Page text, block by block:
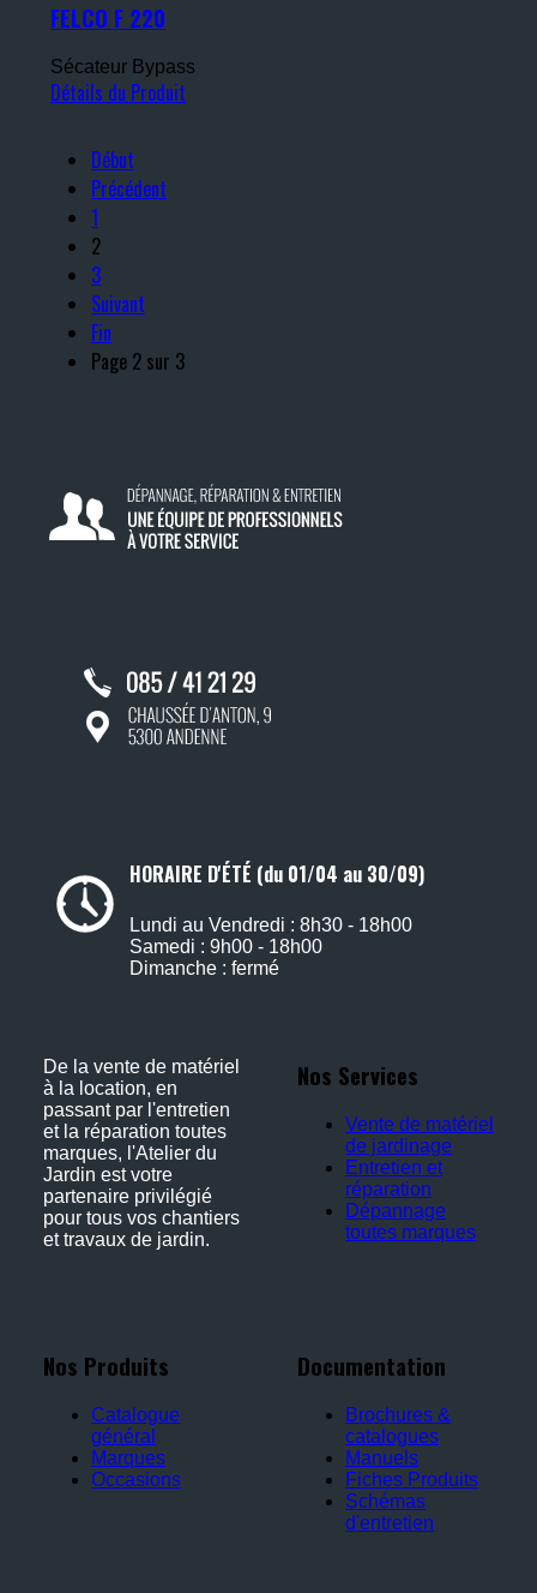
FELCO F 220
Sécateur Bypass
Détails du Produit
Début
Précédent
1
2
3
Suivant
Fin
Page 2 sur 3
HORAIRE D'ÉTÉ (du 01/04 au 30/09)
Lundi au Vendredi : 8h30 - 18h00
Samedi : 9h00 - 18h00
Dimanche : fermé
De la vente de matériel
à la location, en
passant par l'entretien
et la réparation toutes
marques, l'Atelier du
Jardin est votre
partenaire privilégié
pour tous vos chantiers
et travaux de jardin.
Nos Services
Vente de matériel
de jardinage
Entretien et
réparation
Dépannage
toutes marques
Nos Produits
Catalogue
général
Marques
Occasions
Documentation
Brochures &
catalogues
Manuels
Fiches Produits
Schémas
d'entretien